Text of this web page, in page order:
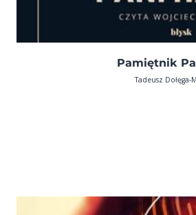
Pamiętnik
Tadeusz Dołęga-